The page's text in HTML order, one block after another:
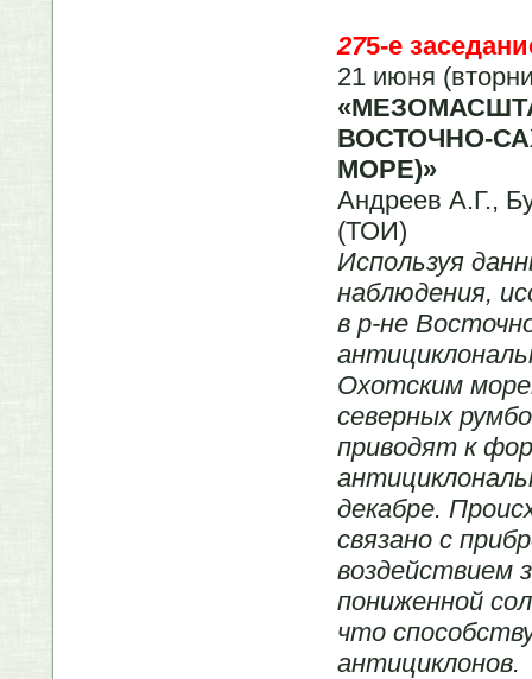
275-е
21 июня
ВОСТОЧНО-
МОРЕ)»
Андреев А.Г.,
(ТОИ)
Используя
наблюдения,
в р-не
Охотским
северных
приводят к
декабре.
связано с
воздействием
пониженной
что
антициклонов.